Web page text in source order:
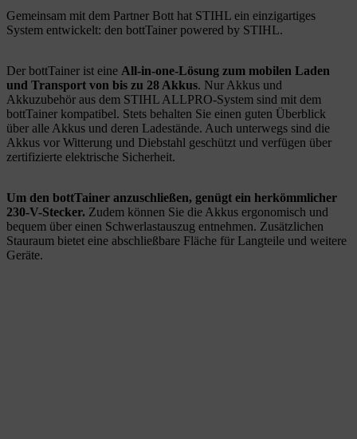
Gemeinsam mit dem Partner Bott hat STIHL ein einzigartiges
System entwickelt: den bottTainer powered by STIHL.
Der bottTainer ist eine All-in-one-Lösung zum mobilen Laden
und Transport von bis zu 28 Akkus. Nur Akkus und
Akkuzubehör aus dem STIHL ALLPRO-System sind mit dem
bottTainer kompatibel. Stets behalten Sie einen guten Überblick
über alle Akkus und deren Ladestände. Auch unterwegs sind die
Akkus vor Witterung und Diebstahl geschützt und verfügen über
zertifizierte elektrische Sicherheit.
Um den bottTainer anzuschließen, genügt ein herkömmlicher
230-V-Stecker. Zudem können Sie die Akkus ergonomisch und
bequem über einen Schwerlastauszug entnehmen. Zusätzlichen
Stauraum bietet eine abschließbare Fläche für Langteile und weitere
Geräte.